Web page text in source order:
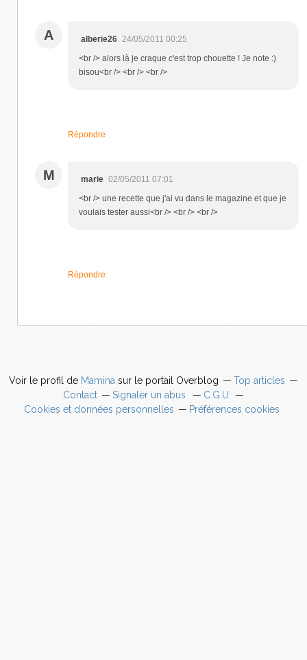
A alberie26 24/05/2011 00:25
<br /> alors là je craque c'est trop chouette ! Je note :)
bisou<br /> <br /> <br />
Répondre
M marie 02/05/2011 07:01
<br /> une recette que j'ai vu dans le magazine et que je
voulais tester aussi<br /> <br /> <br />
Répondre
Voir le profil de Mamina sur le portail Overblog
Top articles
Contact
Signaler un abus
C.G.U.
Cookies et données personnelles
Préférences cookies